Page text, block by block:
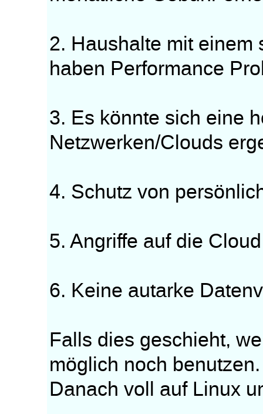
2. Haushalte mit einem
haben Performance
3. Es könnte sich eine
Netzwerken/Clouds
4. Schutz von
5. Angriffe auf die
6. Keine autarke
Falls dies geschieht,
möglich noch benutzen.
Danach voll auf Linux